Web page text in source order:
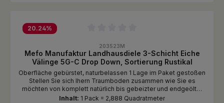
20.24%
203523M
Mefo Manufaktur Landhausdiele 3-Schicht Eiche
Välinge 5G-C Drop Down, Sortierung Rustikal
Oberfläche gebürstet, naturbelassen 1 Lage im Paket gestoßen
Stellen Sie sich Ihern Traumboden zusammen wie Sie es
möchten von komplett natürlich bis gebeizter und endgeölter
Oberfläche.
Inhalt: 1 Pack = 2,888 Quadratmeter